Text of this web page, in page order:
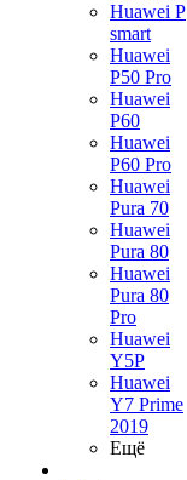
Huawei P
smart
Huawei
P50 Pro
Huawei
P60
Huawei
P60 Pro
Huawei
Pura 70
Huawei
Pura 80
Huawei
Pura 80
Pro
Huawei
Y5P
Huawei
Y7 Prime
2019
Ещё